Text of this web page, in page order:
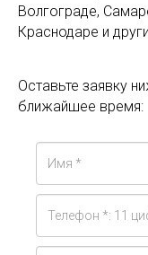
Волгограде,
Краснодаре и
Оставьте заявку
ближайшее время: